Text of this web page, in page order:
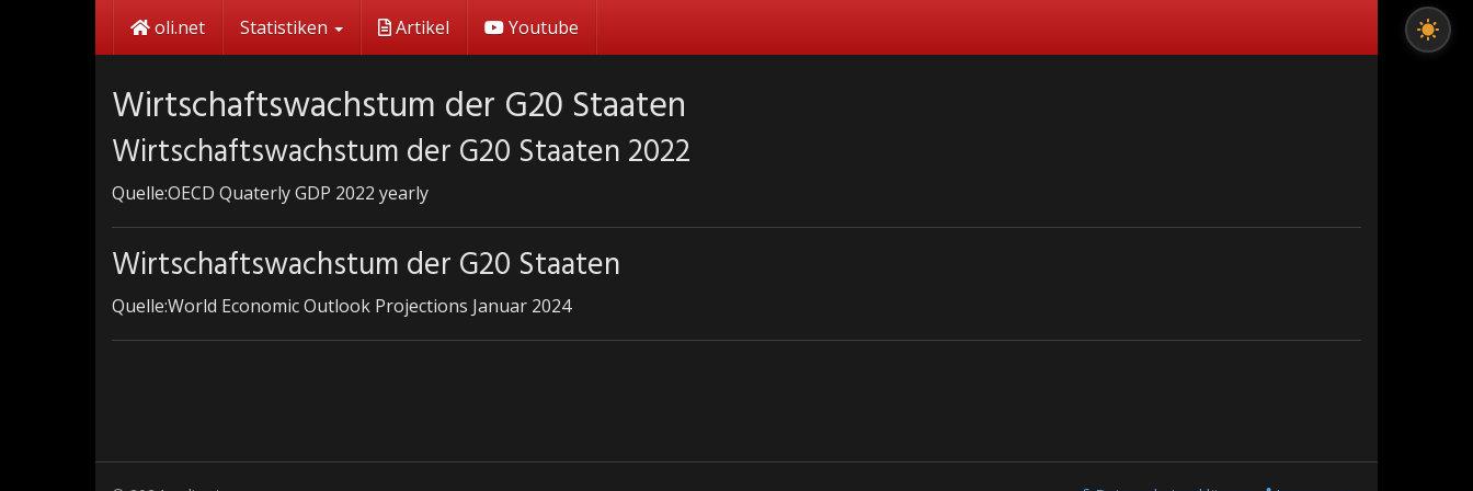
oli.net Statistiken Artikel Youtube
Wirtschaftswachstum der G20 Staaten
Wirtschaftswachstum der G20 Staaten 2022
Quelle:OECD Quaterly GDP 2022 yearly
Wirtschaftswachstum der G20 Staaten
Quelle:World Economic Outlook Projections Januar 2024